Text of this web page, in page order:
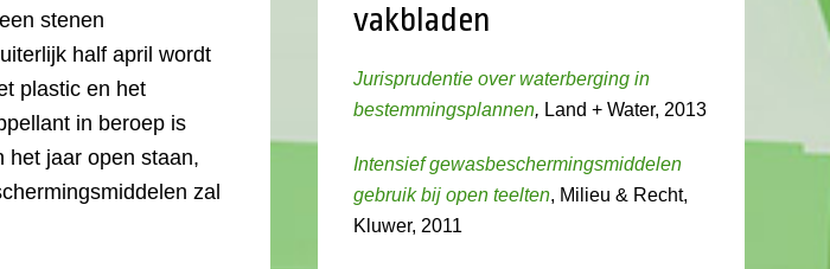
stenen
half april wordt
plastic en het
in beroep is
het jaar open staan,
zal
vakbladen
Jurisprudentie over waterberging in
bestemmingsplannen, Land + Water, 2013
Intensief gewasbeschermingsmiddelen
gebruik bij open teelten, Milieu & Recht,
Kluwer, 2011